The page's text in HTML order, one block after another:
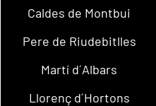
Caldes de Montbui
Pere de Riudebitlles
Martí d´Albars
Llorenç d´Hortons